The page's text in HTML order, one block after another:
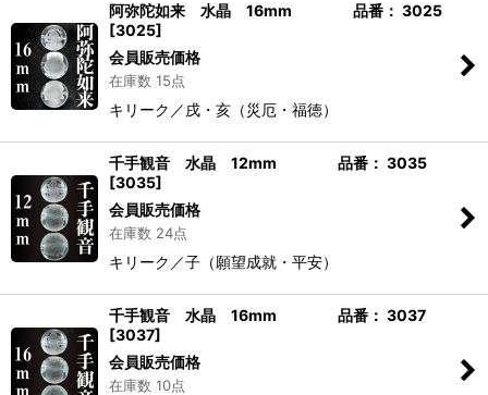
阿弥陀如来 水晶 16mm 品番： 3025
[3025]
会員販売価格
在庫数 15点
キリーク／戌・亥（災厄・福徳）
千手観音 水晶 12mm 品番： 3035
[3035]
会員販売価格
在庫数 24点
キリーク／子（願望成就・平安）
千手観音 水晶 16mm 品番： 3037
[3037]
会員販売価格
在庫数 10点